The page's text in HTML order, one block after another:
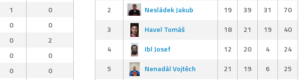
1
0
0
0
0
2
0
0
0
0
2
Nesládek Jakub 19 39 31
70
3
Havel Tomáš 18 21 19
40
4
Ibl Josef 12 20 4
24
5
Nenadál Vojtěch 21 19 6
25